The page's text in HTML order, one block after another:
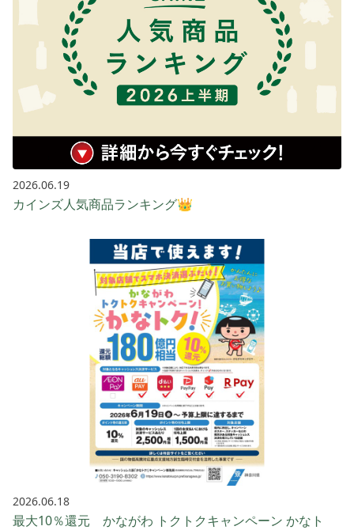
2026.06.19
カインズ人気商品ランキング👑
2026.06.18
最大10％還元 かながわ トクトクキャンペーン かなト